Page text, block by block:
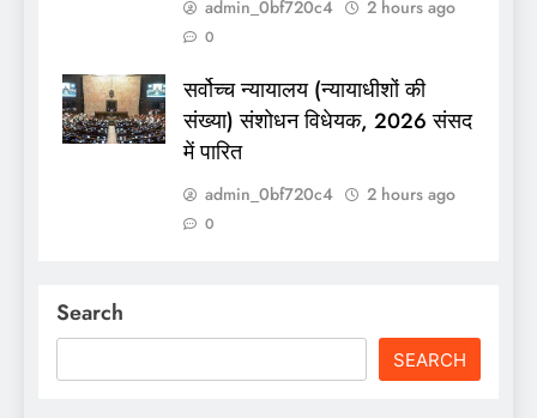
admin_0bf720c4 2 hours ago
0
सर्वोच्च न्यायालय (न्यायाधीशों की
संख्या) संशोधन विधेयक, 2026 संसद
में पारित
admin_0bf720c4 2 hours ago
0
Search
SEARCH